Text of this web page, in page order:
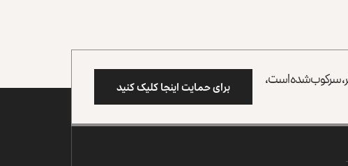
سرکوب شده است، برای حمایت اینجا کلیک کنید